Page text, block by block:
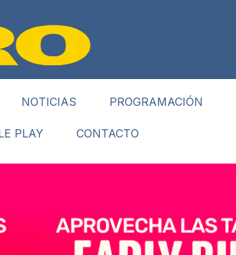
NOTICIAS PROGRAMACIÓN
PLAY CONTACTO